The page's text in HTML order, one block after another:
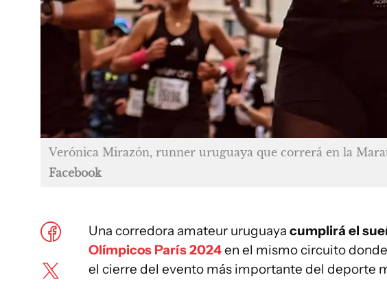
Verónica Mirazón, runner uruguaya que correrá en la
Facebook
Una corredora amateur uruguaya cumplirá el
Olímpicos París 2024en el mismo circuito
el cierre del evento más importante del deporte